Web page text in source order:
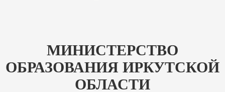
МИНИСТЕРСТВО
ОБРАЗОВАНИЯ ИРКУТСКОЙ
ОБЛАСТИ